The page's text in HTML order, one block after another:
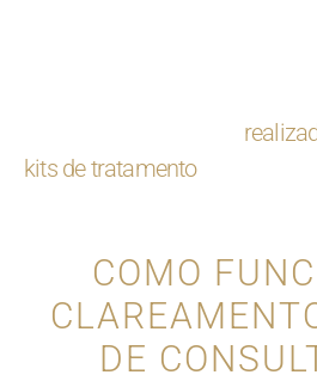
kits de tratamentopara
COMO
DE